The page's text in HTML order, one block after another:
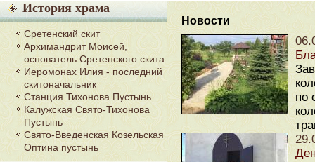
История храма
Сретенский скит
Архимандрит Моисей,
основатель Сретенского скита
Иеромонах Илия - последний
скитоначальник
Станция Тихонова Пустынь
Калужская Свято-Тихонова
Пустынь
Свято-Введенская Козельская
Оптина пустынь
Новости
по